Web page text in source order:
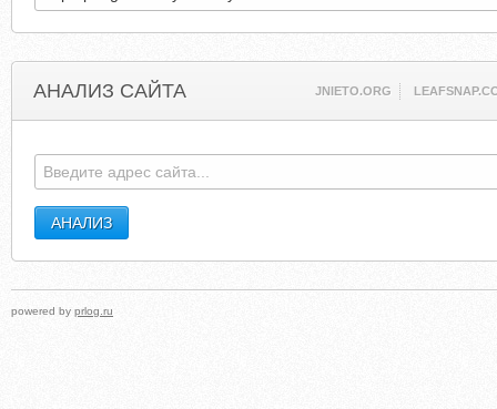
АНАЛИЗ САЙТА JNIETO.ORG
powered by prlog.ru